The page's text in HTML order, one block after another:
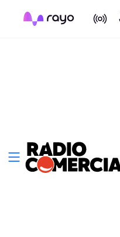
On Air